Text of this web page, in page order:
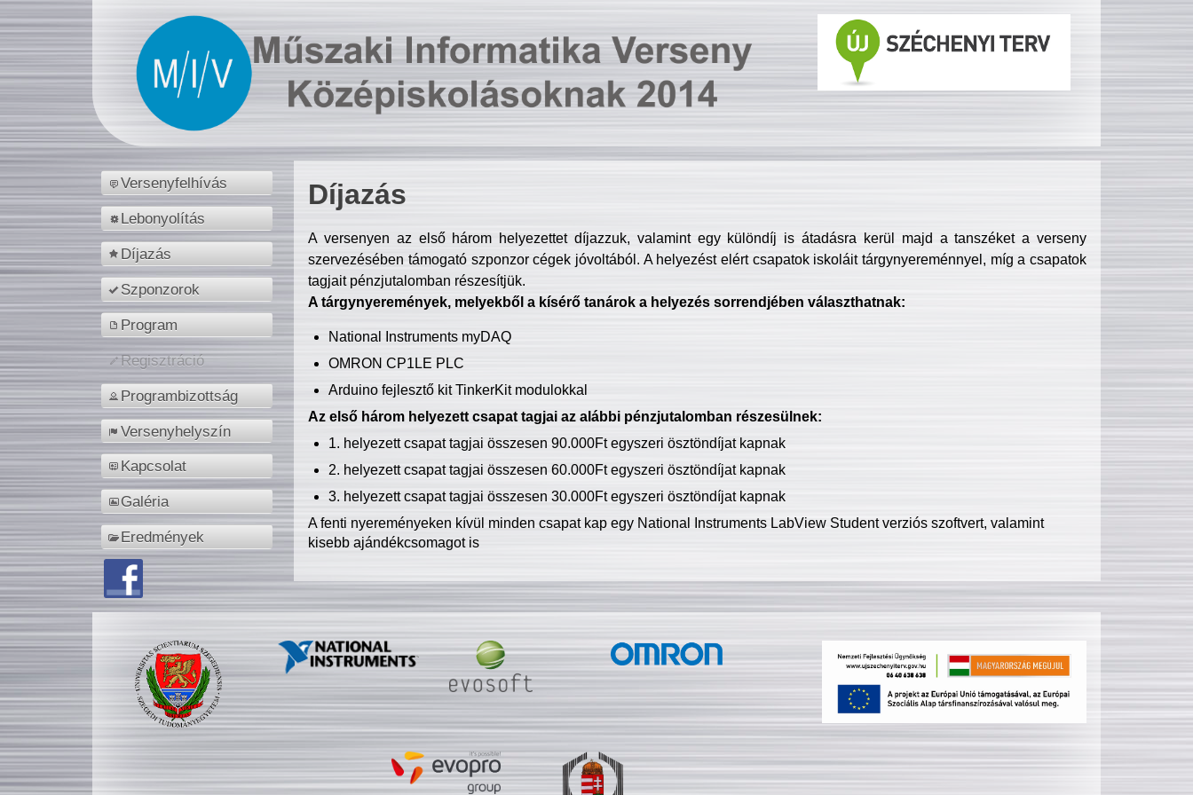
Versenyfelhívás
Lebonyolítás
Díjazás
Szponzorok
Program
Regisztráció
Programbizottság
Versenyhelyszín
Kapcsolat
Galéria
Eredmények
Díjazás
A versenyen az első három helyezettet díjazzuk, valamint egy különdíj is átadásra kerül majd a tanszéket a verseny
szervezésében támogató szponzor cégek jóvoltából. A helyezést elért csapatok iskoláit tárgynyereménnyel, míg a csapatok
tagjait pénzjutalomban részesítjük.
A tárgynyeremények, melyekből a kísérő tanárok a helyezés sorrendjében választhatnak:
National Instruments myDAQ
OMRON CP1LE PLC
Arduino fejlesztő kit TinkerKit modulokkal
Az első három helyezett csapat tagjai az alábbi pénzjutalomban részesülnek:
1. helyezett csapat tagjai összesen 90.000Ft egyszeri ösztöndíjat kapnak
2. helyezett csapat tagjai összesen 60.000Ft egyszeri ösztöndíjat kapnak
3. helyezett csapat tagjai összesen 30.000Ft egyszeri ösztöndíjat kapnak
A fenti nyereményeken kívül minden csapat kap egy National Instruments LabView Student verziós szoftvert, valamint
kisebb ajándékcsomagot is